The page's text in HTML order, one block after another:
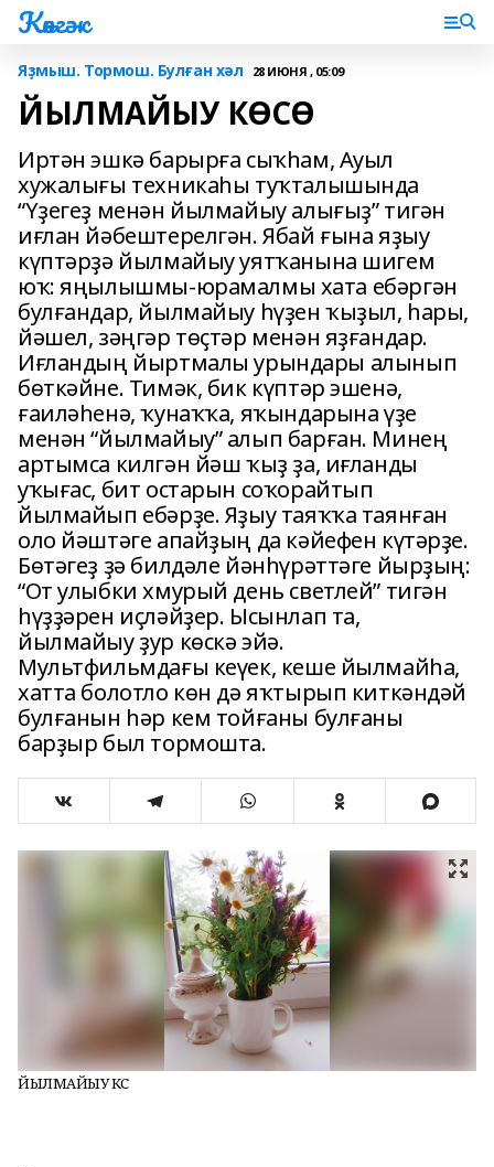
Көнгәк
Яҙмыш. Тормош. Булған хәл 28 ИЮНЯ , 05:09
ЙЫЛМАЙЫУ КӨСӨ
Иртән эшкә барырға сыҡһам, Ауыл
хужалығы техникаһы туҡталышында
“Үҙегеҙ менән йылмайыу алығыҙ” тигән
иғлан йәбештерелгән. Ябай ғына яҙыу
күптәрҙә йылмайыу уятҡанына шигем
юҡ: яңылышмы-юрамалмы хата ебәргән
булғандар, йылмайыу һүҙен ҡыҙыл, һары,
йәшел, зәңгәр төҫтәр менән яҙғандар.
Иғландың йыртмалы урындары алынып
бөткәйне. Тимәк, бик күптәр эшенә,
ғаиләһенә, ҡунаҡҡа, яҡындарына үҙе
менән “йылмайыу” алып барған. Минең
артымса килгән йәш ҡыҙ ҙа, иғланды
уҡығас, бит остарын соҡорайтып
йылмайып ебәрҙе. Яҙыу таяҡҡа таянған
оло йәштәге апайҙың да кәйефен күтәрҙе.
Бөтәгеҙ ҙә билдәле йәнһүрәттәге йырҙың:
“От улыбки хмурый день светлей” тигән
һүҙҙәрен иҫләйҙер. Ысынлап та,
йылмайыу ҙур көскә эйә.
Мультфильмдағы кеүек, кеше йылмайһа,
хатта болотло көн дә яҡтырып киткәндәй
булғанын һәр кем тойғаны булғаны
барҙыр был тормошта.
ЙЫЛМАЙЫУ КӨСӨ